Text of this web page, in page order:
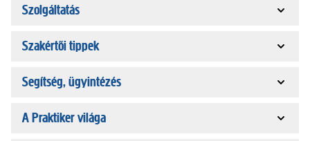
Szolgáltatás
Szakértői tippek
Segítség, ügyintézés
A Praktiker világa